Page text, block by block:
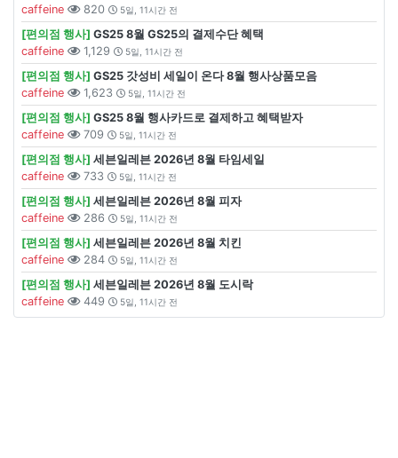
caffeine
820 5일, 11시간 전
[편의점 행사] GS25 8월 GS25의 결제수단 혜택
caffeine
1,129 5일, 11시간 전
[편의점 행사] GS25 갓성비 세일이 온다 8월 행사상품모음
caffeine
1,623 5일, 11시간 전
[편의점 행사] GS25 8월 행사카드로 결제하고 혜택받자
caffeine
709 5일, 11시간 전
[편의점 행사] 세븐일레븐 2026년 8월 타임세일
caffeine
733 5일, 11시간 전
[편의점 행사] 세븐일레븐 2026년 8월 피자
caffeine
286 5일, 11시간 전
[편의점 행사] 세븐일레븐 2026년 8월 치킨
caffeine
284 5일, 11시간 전
[편의점 행사] 세븐일레븐 2026년 8월 도시락
caffeine
449 5일, 11시간 전